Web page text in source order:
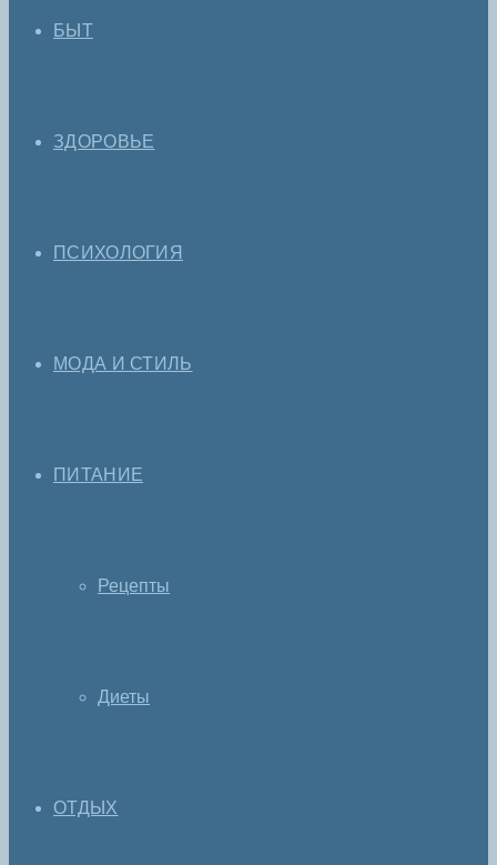
БЫТ
ЗДОРОВЬЕ
ПСИХОЛОГИЯ
МОДА И СТИЛЬ
ПИТАНИЕ
Рецепты
Диеты
ОТДЫХ